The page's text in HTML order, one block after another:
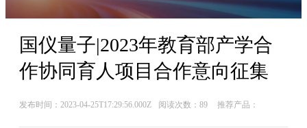
国仪量子|2023年教育部产学合
作协同育人项目合作意向征集
发布时间：2023-04-25T17:29:56.000Z 阅读次数：89 推荐产品：